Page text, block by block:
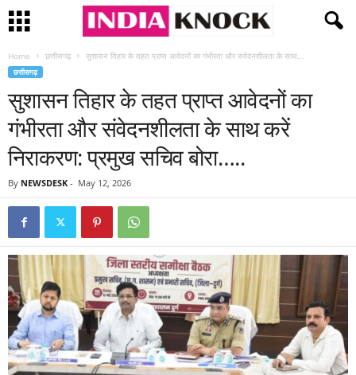
Home छत्तीसगढ़ सुशासन तिहार के तहत प्राप्त आवेदनों का गंभीरता और संवेदनशीलता के साथ...
छत्तीसगढ़
सुशासन तिहार के तहत प्राप्त आवेदनों का
गंभीरता और संवेदनशीलता के साथ करें
निराकरण: प्रमुख सचिव बोरा…..
By NEWSDESK - May 12, 2026